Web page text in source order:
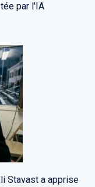
par l'IA
Stavast a apprise